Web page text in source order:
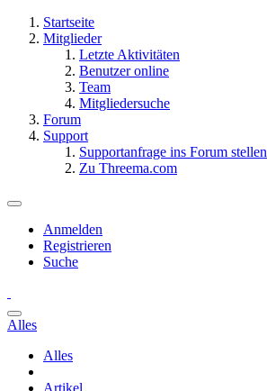
Startseite
Mitglieder
Letzte Aktivitäten
Benutzer online
Team
Mitgliedersuche
Forum
Support
Supportanfrage ins Forum stellen
Zu Threema.com
Anmelden
Registrieren
Suche
Alles
Alles
Artikel